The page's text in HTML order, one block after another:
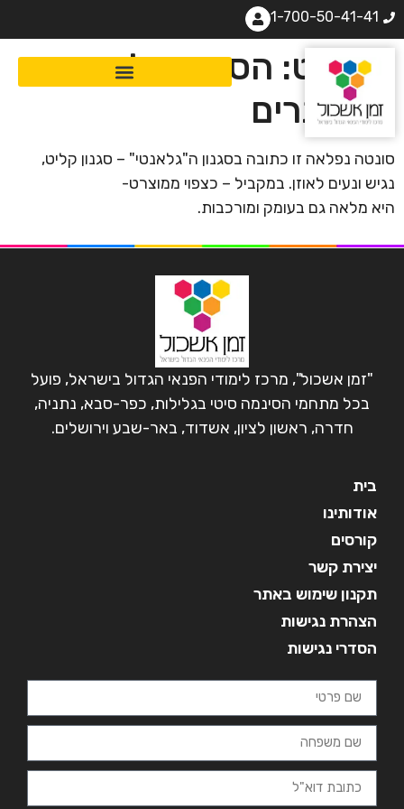
1-700-50-41-41
מוצרט: הסונטה לשני
פסנתרים
סונטה נפלאה זו כתובה בסגנון ה"גלאנטי" – סגנון קליט,
נגיש ונעים לאוזן. במקביל – כצפוי ממוצרט-
היא מלאה גם בעומק ומורכבות.
"זמן אשכול", מרכז לימודי הפנאי הגדול בישראל, פועל
בכל מתחמי הסינמה סיטי בגלילות, כפר-סבא, נתניה,
חדרה, ראשון לציון, אשדוד, באר-שבע וירושלים.
בית
אודותינו
קורסים
יצירת קשר
תקנון שימוש באתר
הצהרת נגישות
הסדרי נגישות